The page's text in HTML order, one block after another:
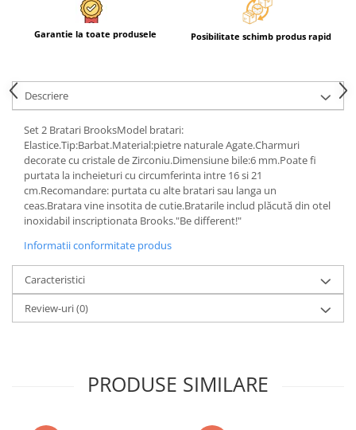
Garantie la toate produsele Posibilitate schimb produs rapid
Descriere
Set 2 Bratari BrooksModel bratari:
Elastice.Tip:Barbat.Material:pietre naturale Agate.Charmuri
decorate cu cristale de Zirconiu.Dimensiune bile:6 mm.Poate fi
purtata la incheieturi cu circumferinta intre 16 si 21
cm.Recomandare: purtata cu alte bratari sau langa un
ceas.Bratara vine insotita de cutie.Bratarile includ plăcută din otel
inoxidabil inscriptionata Brooks."Be different!"
Informatii conformitate produs
Caracteristici
Review-uri(0)
PRODUSE SIMILARE